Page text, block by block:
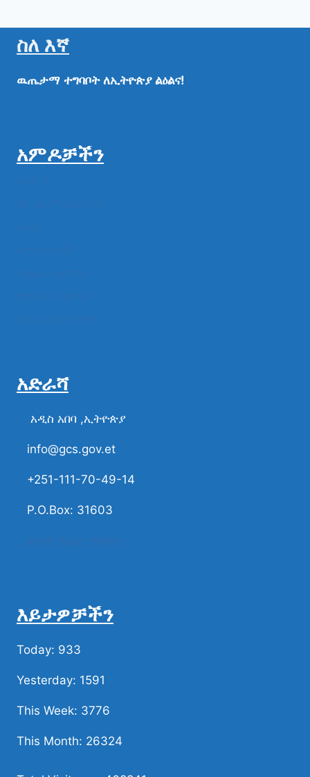
ስለ እኛ
ዉጤታማ ተግባቦት ለኢትዮጵያ ልዕልና!
አምዶቻችን
አድራሻ
አዲስ አበባ ,ኢትዮጵያ
info@gcs.gov.et
+251-111-70-49-14
P.O.Box: 31603
እይታዎቻችን
Today: 933
Yesterday: 1591
This Week: 3776
This Month: 26324